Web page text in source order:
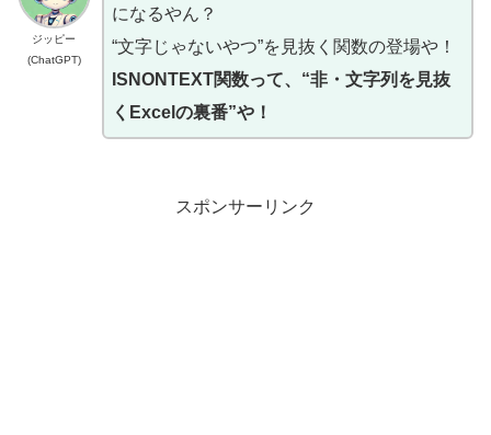
ジッピー
(ChatGPT)
になるやん？
“文字じゃないやつ”を見抜く関数の登場や！
ISNONTEXT関数って、“非・文字列を見抜
くExcelの裏番”や！
スポンサーリンク